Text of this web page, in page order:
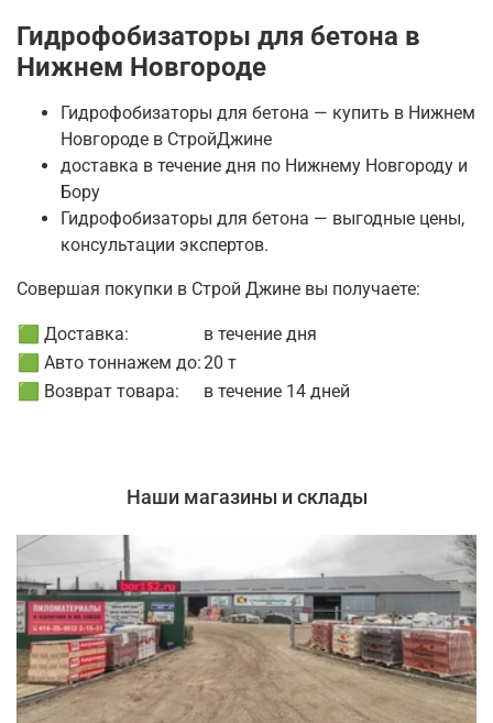
Гидрофобизаторы для бетона в
Нижнем Новгороде
Гидрофобизаторы для бетона — купить в Нижнем
Новгороде в СтройДжине
доставка в течение дня по Нижнему Новгороду и
Бору
Гидрофобизаторы для бетона — выгодные цены,
консультации экспертов.
Совершая покупки в Строй Джине вы получаете:
🟩 Доставка:
в течение дня
🟩 Авто тоннажем до:20 т
🟩 Возврат товара:
в течение 14 дней
Наши магазины и склады